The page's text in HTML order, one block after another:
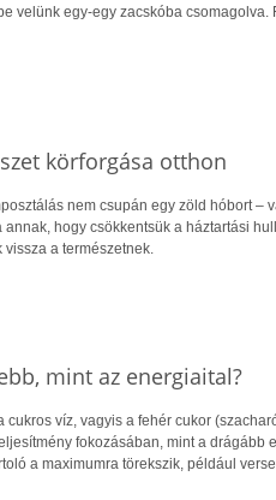
velünk egy-egy zacskóba
körforgása otthon
nem csupán egy zöld hóbort
annak, hogy csökkentsük a háztartási
vissza a természetnek.
mint az energiaital?
cukros víz, vagyis a fehér cukor
fokozásában, mint a drágább
a maximumra törekszik, például